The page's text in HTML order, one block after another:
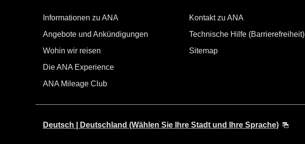
Informationen zu ANA
Angebote und Ankündigungen
Wohin wir reisen
Die ANA Experience
ANA Mileage Club
Kontakt zu ANA
Technische Hilfe (Barrierefreiheit)
Sitemap
Deutsch | Deutschland (Wählen Sie Ihre Stadt und Ihre Sprache)